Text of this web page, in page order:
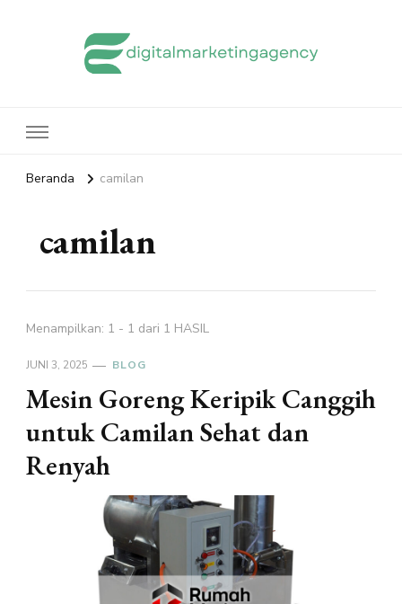
Beranda camilan
camilan
Menampilkan: 1 - 1 dari 1 HASIL
JUNI 3, 2025 BLOG
Mesin Goreng Keripik Canggih
untuk Camilan Sehat dan
Renyah